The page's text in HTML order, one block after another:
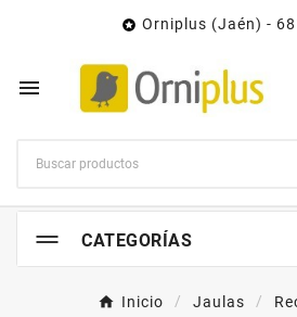
 Orniplus (Jaén) -

CATEGORÍAS
Inicio Jaulas